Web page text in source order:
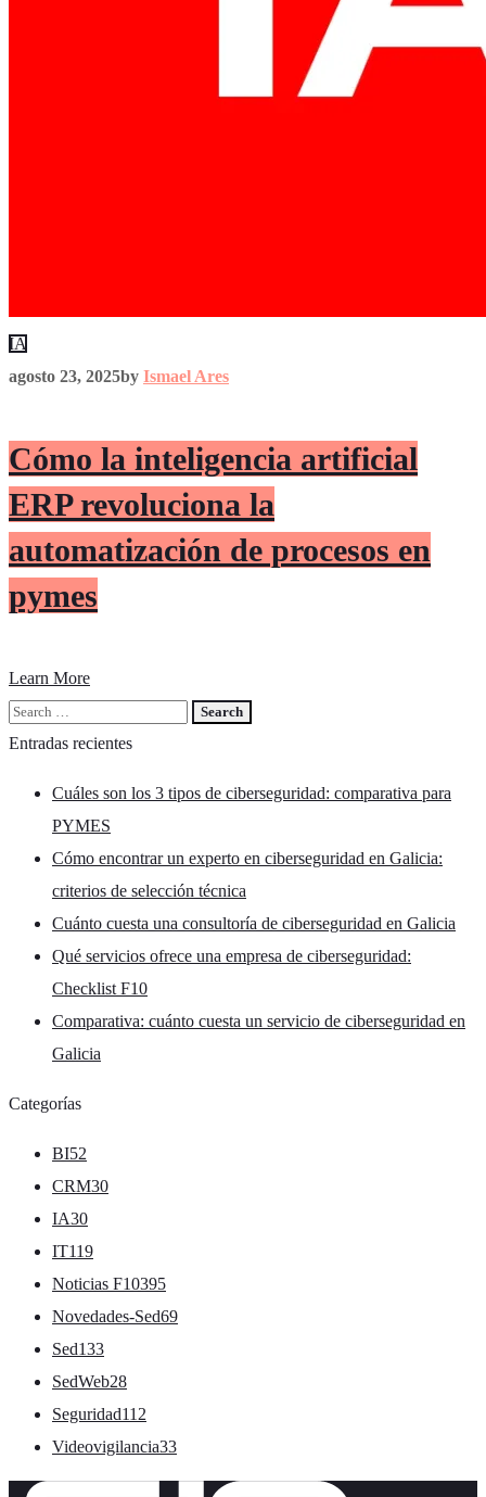
IA
agosto 23, 2025by Ismael Ares
Cómo la inteligencia artificial
ERP revoluciona la
automatización de procesos en
pymes
Learn More
Entradas recientes
Cuáles son los 3 tipos de ciberseguridad: comparativa para
PYMES
Cómo encontrar un experto en ciberseguridad en Galicia:
criterios de selección técnica
Cuánto cuesta una consultoría de ciberseguridad en Galicia
Qué servicios ofrece una empresa de ciberseguridad:
Checklist F10
Comparativa: cuánto cuesta un servicio de ciberseguridad en
Galicia
Categorías
BI52
CRM30
IA30
IT119
Noticias F10395
Novedades-Sed69
Sed133
SedWeb28
Seguridad112
Videovigilancia33